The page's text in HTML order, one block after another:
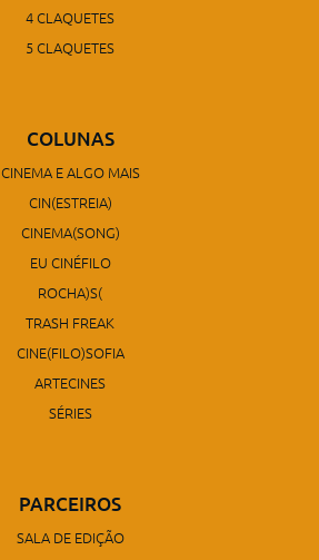
4 CLAQUETES
5 CLAQUETES
COLUNAS
CINEMA E ALGO MAIS
CIN(ESTREIA)
CINEMA(SONG)
EU CINÉFILO
ROCHA)S(
TRASH FREAK
CINE(FILO)SOFIA
ARTECINES
SÉRIES
PARCEIROS
SALA DE EDIÇÃO